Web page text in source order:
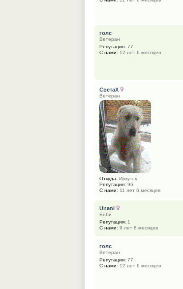
голс
Ветеран
Репутация: 77
С нами: 12 лет 6 месяцев
СветаХ
Ветеран
Откуда: Иркутск
Репутация: 96
С нами: 11 лет 6 месяцев
Unani
Беби
Репутация: 1
С нами: 9 лет 8 месяцев
голс
Ветеран
Репутация: 77
С нами: 12 лет 6 месяцев